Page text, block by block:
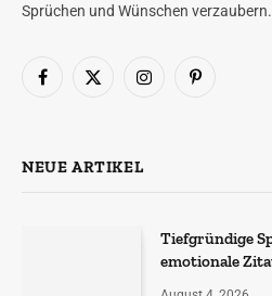
Sprüchen und Wünschen verzaubern.
Facebook
X
InstagramPinterest
NEUE ARTIKEL
Tiefgründige
emotionale